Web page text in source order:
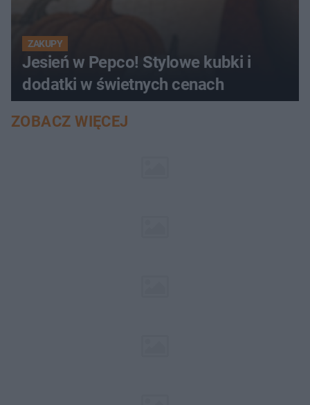
ZAKUPY
Jesień w Pepco! Stylowe kubki i
dodatki w świetnych cenach
ZOBACZ WIĘCEJ